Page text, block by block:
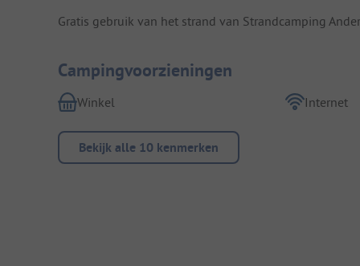
Gratis gebruik van het strand van Strandcamping
Campingvoorzieningen
Winkel Internet
Bekijk alle 10 kenmerken